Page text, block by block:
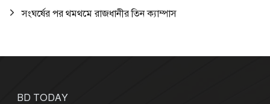
সংঘর্ষের পর থমথমে রাজধানীর তিন ক্যাম্পাস
BD TODAY